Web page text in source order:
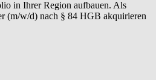
in Ihrer Region aufbauen. Als
(m/w/d) nach § 84 HGB akquirieren
Interessentinnen und
einer stabilen Pipeline an
Umsätze ermöglicht.
sowie Interessentinnen und